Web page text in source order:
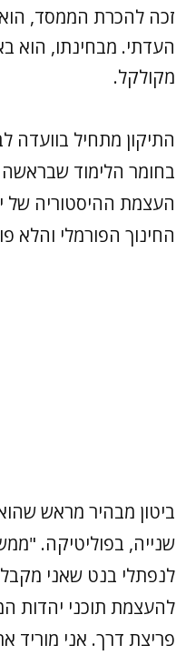
זכה להכרת הממסד,
העדתי. מבחינתו, הוא
מקולקל.
התיקון מתחיל בוועדה
בחומר הלימוד
העצמת ההיסטוריה של
החינוך הפורמלי והלא
ביטון מבהיר מראש
שנייה, בפוליטיקה.
לנפתלי בנט שאני מקבל
להעצמת תוכני יהדות
פריצת דרך. אני מוריד